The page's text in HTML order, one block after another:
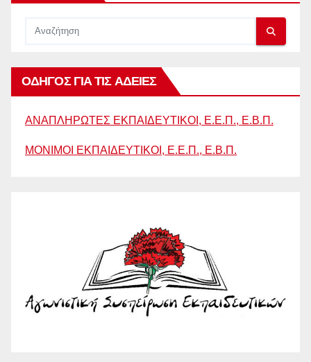
ΟΔΗΓΟΣ ΓΙΑ ΤΙΣ ΑΔΕΙΕΣ
ΑΝΑΠΛΗΡΩΤΕΣ ΕΚΠΑΙΔΕΥΤΙΚΟΙ, Ε.Ε.Π., Ε.Β.Π.
ΜΟΝΙΜΟΙ ΕΚΠΑΙΔΕΥΤΙΚΟΙ, Ε.Ε.Π., Ε.Β.Π.